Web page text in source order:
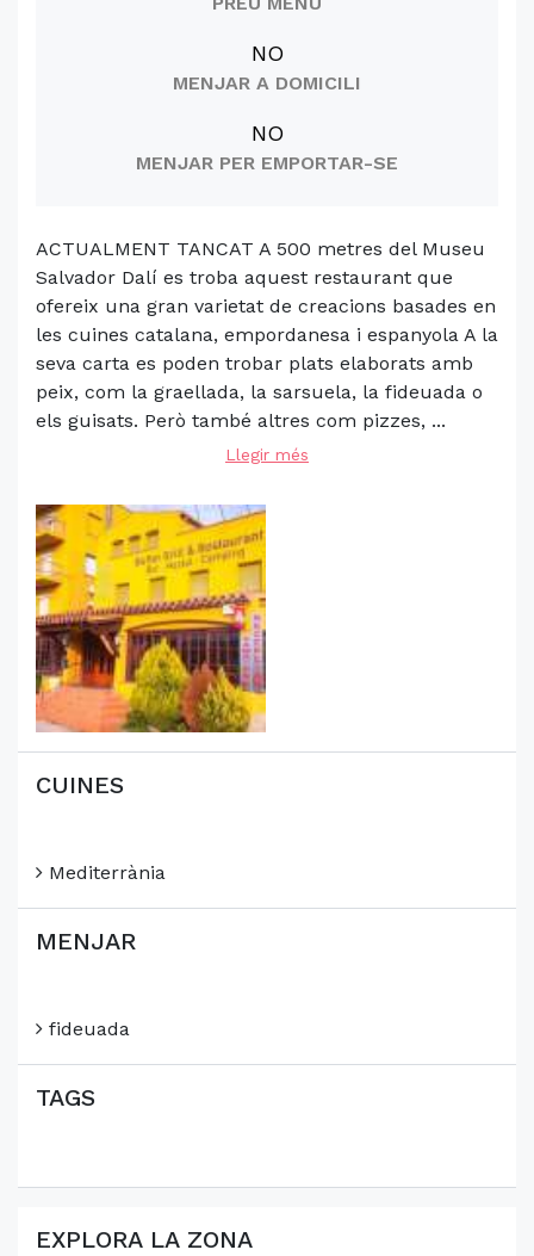
NO
MENJAR A DOMICILI
NO
MENJAR PER EMPORTAR-SE
ACTUALMENT TANCAT A 500 metres del Museu
Salvador Dalí es troba aquest restaurant que
ofereix una gran varietat de creacions basades en
les cuines catalana, empordanesa i espanyola A la
seva carta es poden trobar plats elaborats amb
peix, com la graellada, la sarsuela, la fideuada o
els guisats. Però també altres com pizzes, ...
Llegir més
CUINES
Mediterrània
MENJAR
fideuada
TAGS
EXPLORA LA ZONA